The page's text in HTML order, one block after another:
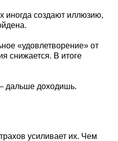
иногда создают иллюзию,
«удовлетворение» от
снижается. В итоге
дальше доходишь.
усиливает их. Чем